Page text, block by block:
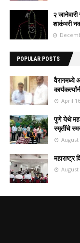
२
शाकंभरी
POPULAR POSTS
वैरागमध्ये
April
पुणे येथे
स्मृतींचे
August
महाराष्ट्र
August